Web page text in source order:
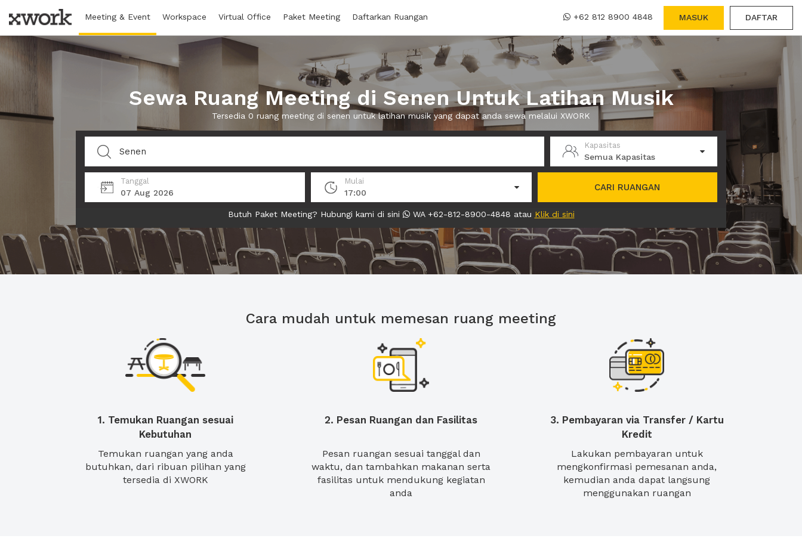
Meeting & Event Workspace Virtual Office Paket Meeting Daftarkan Ruangan +62 812 8900 4848 MASUK DAFTAR
Sewa Ruang Meeting di Senen Untuk Latihan Musik
Tersedia 0 ruang meeting di senen untuk latihan musik yang dapat anda sewa melalui XWORK
Kapasitas
Semua Kapasitas
Tanggal
07 Aug 2026
Mulai
17:00
CARI RUANGAN
Butuh Paket Meeting? Hubungi kami di sini WA +62-812-8900-4848 atau Klik di sini
Cara mudah untuk memesan ruang meeting
1. Temukan Ruangan sesuai
Kebutuhan
Temukan ruangan yang anda
butuhkan, dari ribuan pilihan yang
tersedia di XWORK
2. Pesan Ruangan dan Fasilitas
Pesan ruangan sesuai tanggal dan
waktu, dan tambahkan makanan serta
fasilitas untuk mendukung kegiatan
anda
3. Pembayaran via Transfer / Kartu
Kredit
Lakukan pembayaran untuk
mengkonfirmasi pemesanan anda,
kemudian anda dapat langsung
menggunakan ruangan